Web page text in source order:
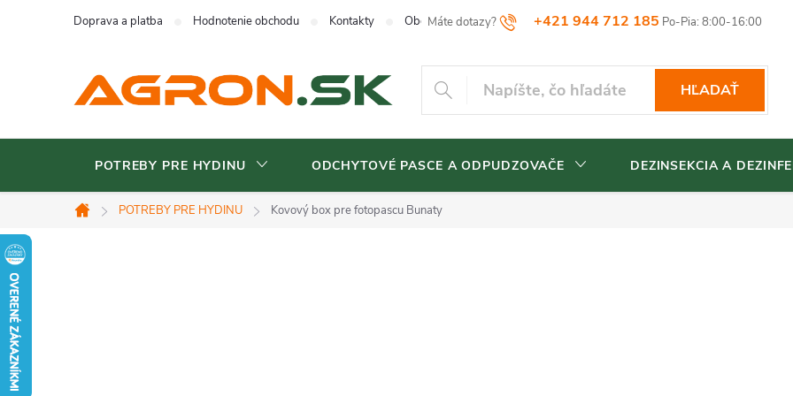
+421 944 712 185
Doprava a platba Hodnotenie obchodu Kontakty Obchodné podmienky Reklamačný poriadok Vrátenia tovaru
HĽADAŤ
POTREBY PRE HYDINU ODCHYTOVÉ PASCE A ODPUDZOVAČE DEZINSEKCIA A
Domov
POTREBY PRE HYDINU Kovový box pre fotopascu Bunaty